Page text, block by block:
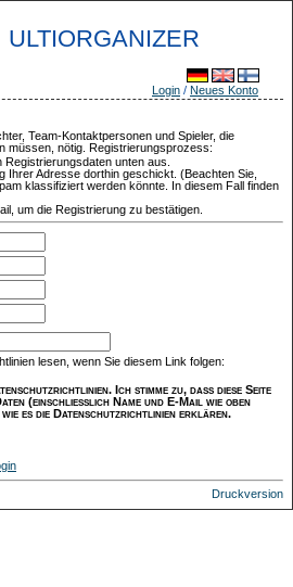
ULTIORGANIZER
Login / Neues Konto
Team-Kontaktpersonen und Spieler, die
müssen, nötig. Registrierungsprozess:
unten aus.
Ihrer Adresse dorthin geschickt. (Beachten Sie,
klassifiziert werden könnte. In diesem Fall finden
um die Registrierung zu bestätigen.
lesen, wenn Sie diesem Link folgen:
Ich stimme zu, dass diese Seite
(einschließlich Name und E-Mail wie oben
wie es die Datenschutzrichtlinien erklären.
Druckversion